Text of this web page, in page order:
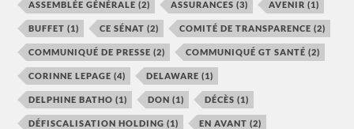
ASSEMBLÉE GÉNÉRALE (2) ASSURANCES (3) AVENIR (1)
BUFFET (1) CE SÉNAT (2) COMITÉ DE TRANSPARENCE (2)
COMMUNIQUÉ DE PRESSE (2) COMMUNIQUÉ GT SANTÉ (2)
CORINNE LEPAGE (4) DELAWARE (1)
DELPHINE BATHO (1) DON (1) DÉCÈS (1)
DÉFISCALISATION HOLDING (1) EN AVANT (2)